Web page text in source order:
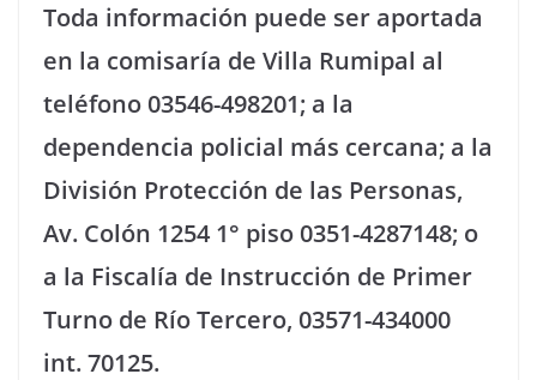
Toda información puede ser aportada
en la comisaría de Villa Rumipal al
teléfono 03546-498201; a la
dependencia policial más cercana; a la
División Protección de las Personas,
Av. Colón 1254 1° piso 0351-4287148; o
a la Fiscalía de Instrucción de Primer
Turno de Río Tercero, 03571-434000
int. 70125.